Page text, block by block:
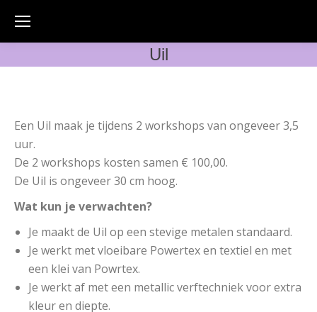
Uil
Een Uil maak je tijdens 2 workshops van ongeveer 3,5
uur.
De 2 workshops kosten samen € 100,00.
De Uil is ongeveer 30 cm hoog.
Wat kun je verwachten?
Je maakt de Uil op een stevige metalen standaard.
Je werkt met vloeibare Powertex en textiel en met
een klei van Powrtex.
Je werkt af met een metallic verftechniek voor extra
kleur en diepte.